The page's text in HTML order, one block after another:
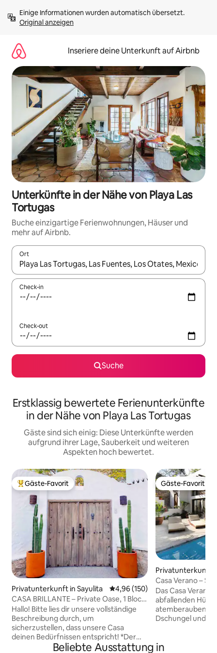
Inhalten
springenOriginal anzeigen
Inseriere deine Unterkunft auf Airbnb
Unterkünfte in der Nähe von Playa Las
Tortugas
Buche einzigartige Ferienwohnungen, Häuser und
mehr auf Airbnb.
Ort
Wenn Ergebnisse verfügbar sind, navigiere mit den
Check-in
Check-out
Suche
Erstklassig bewertete Ferienunterkünfte
in der Nähe von Playa Las Tortugas
Gäste sind sich einig: Diese Unterkünfte werden
aufgrund ihrer Lage, Sauberkeit und weiteren
Aspekten hoch bewertet.
Beliebter Gäste-Favorit.
Gäste-Favorit
Privatunterkunft in Sayulita Durchschnittliche Bewertung:
4,96 (150)
CASA BRILLANTE – Private Oase, 1 Block
vom Plaza entfernt
Hallo! Bitte lies dir unsere vollständige
Beschreibung durch, um
sicherzustellen, dass unsere Casa
deinen Bedürfnissen entspricht! *Der
Preis ist festgelegt. Casa Brillante ist ein
Gäste-Favorit
Gäste-Favorit
Privatunterkunft
Casa Verano –
der Nordseite
Das Casa Verano
abfallenden
Dschungel und
Hauptschlafzimmer, jeweils mit
Beliebte Ausstattung in